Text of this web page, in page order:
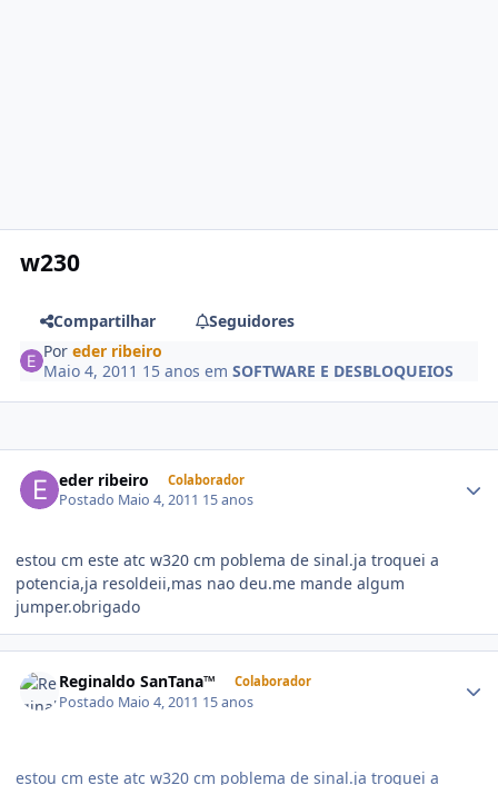
w230
Compartilhar
Seguidores
Poreder ribeiro
Maio 4, 2011 15 anos emSOFTWARE E DESBLOQUEIOS
eder ribeiro Colaborador
Postado Maio 4, 2011 15 anos
estou cm este atc w320 cm poblema de sinal.ja troquei a
potencia,ja resoldeii,mas nao deu.me mande algum
jumper.obrigado
Reginaldo SanTana™ Colaborador
Postado Maio 4, 2011 15 anos
estou cm este atc w320 cm poblema de sinal.ja troquei a